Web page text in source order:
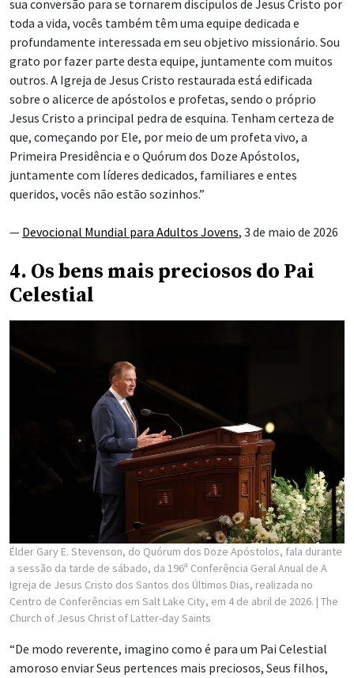
sua conversão para se tornarem discípulos de Jesus Cristo por
toda a vida, vocês também têm uma equipe dedicada e
profundamente interessada em seu objetivo missionário. Sou
grato por fazer parte desta equipe, juntamente com muitos
outros. A Igreja de Jesus Cristo restaurada está edificada
sobre o alicerce de apóstolos e profetas, sendo o próprio
Jesus Cristo a principal pedra de esquina. Tenham certeza de
que, começando por Ele, por meio de um profeta vivo, a
Primeira Presidência e o Quórum dos Doze Apóstolos,
juntamente com líderes dedicados, familiares e entes
queridos, vocês não estão sozinhos.”
— Devocional Mundial para Adultos Jovens, 3 de maio de 2026
4. Os bens mais preciosos do Pai
Celestial
Élder Gary E. Stevenson, do Quórum dos Doze Apóstolos, fala durante
a sessão da tarde de sábado, da 196ª Conferência Geral Anual de A
Igreja de Jesus Cristo dos Santos dos Últimos Dias, realizada no
Centro de Conferências em Salt Lake City, em 4 de abril de 2026. | The
Church of Jesus Christ of Latter-day Saints
“De modo reverente, imagino como é para um Pai Celestial
amoroso enviar Seus pertences mais preciosos, Seus filhos,